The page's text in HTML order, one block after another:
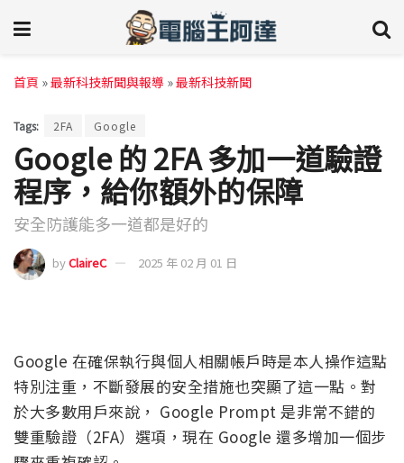
首頁 »最新科技新聞與報導 »最新科技新聞
Tags: 2FA Google
Google 的 2FA 多加一道驗證
程序，給你額外的保障
安全防護能多一道都是好的
byClaireC 2025 年 02 月 01 日
Google 在確保執行與個人相關帳戶時是本人操作這點
特別注重，不斷發展的安全措施也突顯了這一點。對
於大多數用戶來說， Google Prompt 是非常不錯的
雙重驗證（2FA）選項，現在 Google 還多增加一個步